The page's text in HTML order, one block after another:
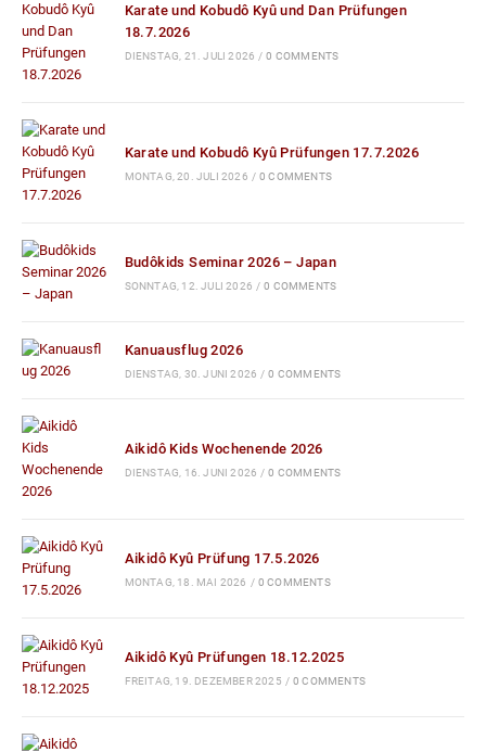
Karate und Kobudô Kyû und Dan Prüfungen
18.7.2026
DIENSTAG, 21. JULI 2026 / 0 COMMENTS
Karate und Kobudô Kyû Prüfungen 17.7.2026
MONTAG, 20. JULI 2026 / 0 COMMENTS
Budôkids Seminar 2026 – Japan
SONNTAG, 12. JULI 2026 / 0 COMMENTS
Kanuausflug 2026
DIENSTAG, 30. JUNI 2026 / 0 COMMENTS
Aikidô Kids Wochenende 2026
DIENSTAG, 16. JUNI 2026 / 0 COMMENTS
Aikidô Kyû Prüfung 17.5.2026
MONTAG, 18. MAI 2026 / 0 COMMENTS
Aikidô Kyû Prüfungen 18.12.2025
FREITAG, 19. DEZEMBER 2025 / 0 COMMENTS